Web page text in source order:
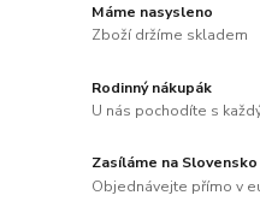
Máme nasysleno
Zboží držíme skladem
Rodinný nákupák
U nás pochodíte s
Zasíláme na Slovensko
Objednávejte přímo v